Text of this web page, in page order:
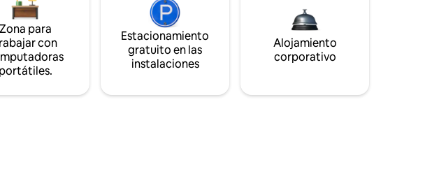
Zona para
con
portátiles.
Estacionamiento
gratuito en las
instalaciones
Alojamiento
corporativo